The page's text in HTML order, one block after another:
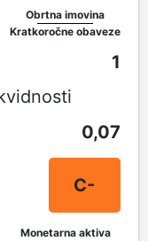
Obrtna imovina
Kratkoročne obaveze
1
0,07
C-
Monetarna aktiva